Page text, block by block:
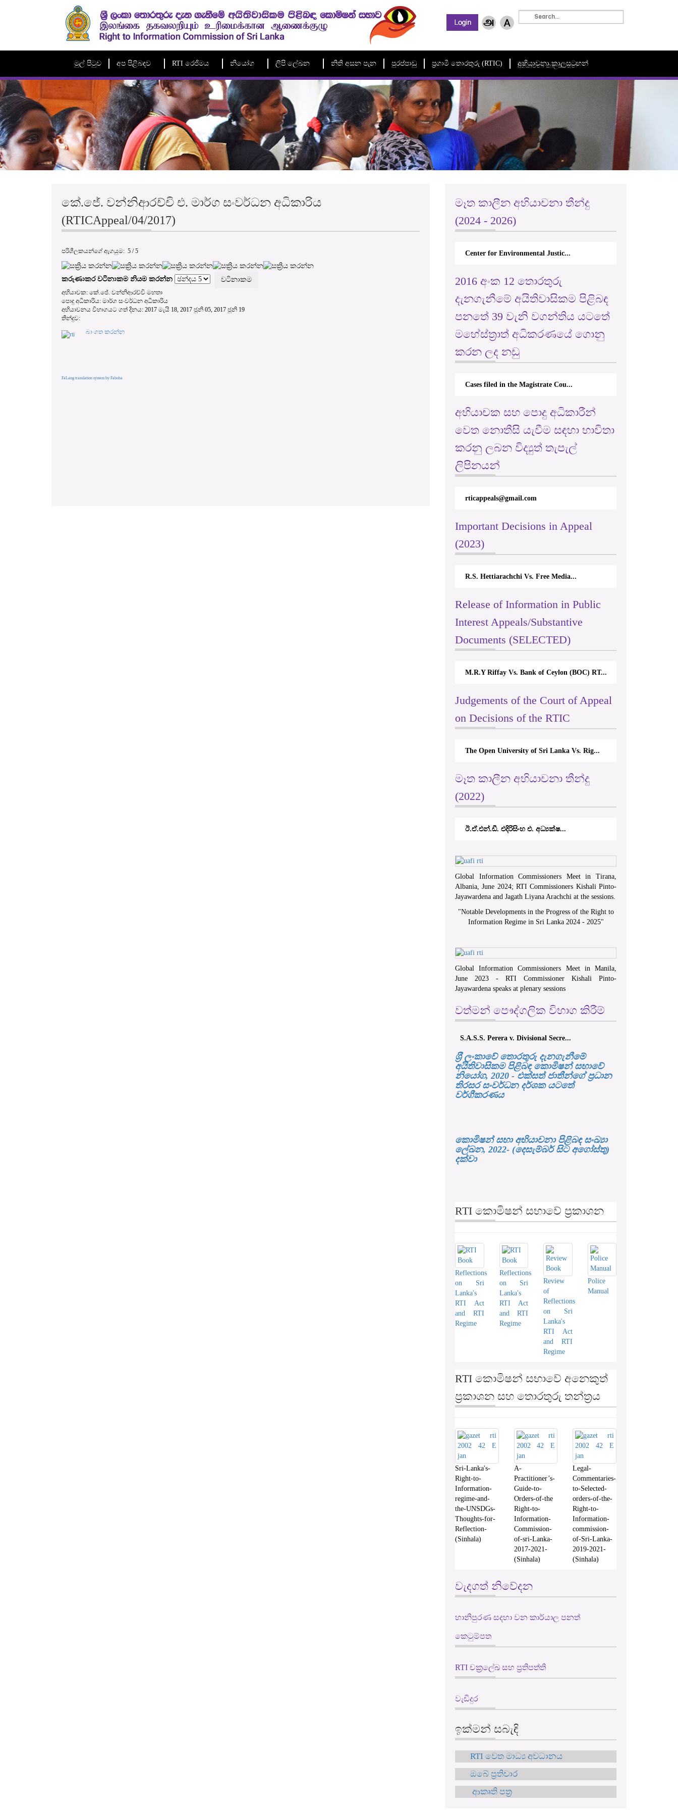
මුල් පිටුව අප පිළිබඳව RTI රෙජිමය නියෝග ලිපි ලේඛන නිති අසන පැන පුරප්පාඩු ප්‍රගාමී තොරතුරු (RTIC) අභියාචනා කාලසටහන්
අභියාචනා කාලසටහන්
කේ.ජේ. වන්නිආරච්චි එ. මාර්ග සංවර්ධන අධිකාරිය
(RTICAppeal/04/2017)
පරිශීලකයන්ගේ ඇගයුම: 5 /5
කරුණාකර වටිනාකම නියම කරන්න
අභියාචක: කේ.ජේ. වන්නිආරච්චි මහතා
පොදු අධිකාරිය: මාර්ග සංවර්ධන අධිකාරිය
අභියාචනය විභාගයට ගත් දිනය: 2017 මැයි 18, 2017 ජූනි 05, 2017 ජූනි 19
තීන්දුව:
බා ගත කරන්න
FaLang translation system by Faboba
මෑත කාලීන අභියාචනා තීන්දු
(2024 - 2026)
Center for Environmental Justic...
2016 අංක 12 තොරතුරු
දැනගැනීමේ අයිතිවාසිකම පිළිබඳ
පනතේ 39 වැනි වගන්තිය යටතේ
මහේස්ත්‍රාත් අධිකරණයේ ගොනු
කරන ලද නඩු
Cases filed in the Magistrate Cou...
අභියාචක සහ පොදු අධිකාරීන්
වෙත නොතීසි යැවීම සඳහා භාවිතා
කරනු ලබන විද්‍යුත් තැපැල්
ලිපිනයන්
rticappeals@gmail.com
Important Decisions in Appeal
(2023)
R.S. Hettiarachchi Vs. Free Media...
Release of Information in Public
Interest Appeals/Substantive
Documents (SELECTED)
M.R.Y Riffay Vs. Bank of Ceylon (BOC) RT...
Judgements of the Court of Appeal
on Decisions of the RTIC
The Open University of Sri Lanka Vs. Rig...
මෑත කාලීන අභියාචනා තීන්දු
(2022)
ඊ.ඒ.එන්.ඩී. එදිරිසිංහ එ. අධ්‍යක්ෂ...
Global Information Commissioners Meet in Tirana,
Albania, June 2024; RTI Commissioners Kishali Pinto-
Jayawardena and Jagath Liyana Arachchi at the sessions.
"Notable Developments in the Progress of the Right to
Information Regime in Sri Lanka 2024 - 2025"
Global Information Commissioners Meet in Manila,
June 2023 - RTI Commissioner Kishali Pinto-
Jayawardena speaks at plenary sessions
වත්මන් පෞද්ගලික විභාග කිරීම්
S.A.S.S. Perera v. Divisional Secre...
ශ‍්‍රී ලංකාවේ තොරතුරු දැනගැනීමේ
අයිතිවාසිකම පිළිබඳ කොමිෂන් සභාවේ
නියෝග, 2020 - එක්සත් ජාතීන්ගේ ප්‍රධාන
තිරසර සංවර්ධන දර්ශක යටතේ
වර්ගීකරණය
කොමිෂන් සභා අභියාචනා පිළිබඳ සංඛ්‍යා
ලේඛන, 2022- (දෙසැම්බර් සිට අගෝස්තු)
දක්වා
RTI කොමිෂන් සභාවේ ප්‍රකාශන
Reflections
on Sri
Lanka's
RTI Act
and RTI
Regime
Reflections
on Sri
Lanka's
RTI Act
and RTI
Regime
Review
of
Reflections
on Sri
Lanka's
RTI Act
and RTI
Regime
Police
Manual
RTI කොමිෂන් සභාවේ අනෙකුත්
ප්‍රකාශන සහ තොරතුරු තන්ත්‍රය
Sri-Lanka's-
Right-to-
Information-
regime-and-
the-UNSDGs-
Thoughts-for-
Reflection-
(Sinhala)
A-
Practitioner’s-
Guide-to-
Orders-of-the
Right-to-
Information-
Commission-
of-sri-Lanka-
2017-2021-
(Sinhala)
Legal-
Commentaries-
to-Selected-
orders-of-the-
Right-to-
Information-
commission-
of-Sri-Lanka-
2019-2021-
(Sinhala)
වැදගත් නිවේදන
හානිපුරණ සදහා වන කාර්යාල පනත්
කෙටුම්පත
RTI චක්‍රලේඛ සහ ප්‍රතිපත්ති
වැඩිදුර
ඉක්මන් සබැඳි
RTI වෙත මාධ්‍ය අවධානය
ඔබේ ප්‍රතිචාර
ආකෘති පත්‍ර